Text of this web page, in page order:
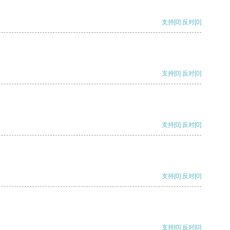
支持[0] 反对[0]
支持[0] 反对[0]
支持[0] 反对[0]
支持[0] 反对[0]
支持[0] 反对[0]